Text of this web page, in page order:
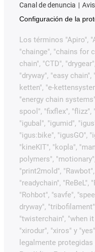
Canal de denuncia
Configuración de la
Los términos "Apiro",
"chainge", "chains for
chain", "CTD",
"dryway", "easy
ketten", "e-
"energy chain
spool", "fixflex", "flizz",
"igubal", "igumid",
"igus:bike", "igusGO",
"kineKIT", "kopla",
polymers",
"print2mold", "Rawbot",
"readychain", "ReBeL",
"Rohbot", "savfe",
dryway",
"twisterchain", "when
"xirodur", "xiros" y
legalmente